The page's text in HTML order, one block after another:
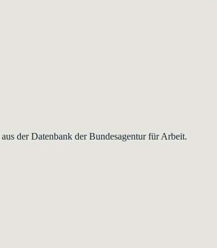
der Datenbank der Bundesagentur für Arbeit.